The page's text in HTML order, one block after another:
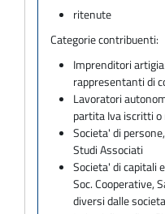
ritenute
Categorie contribuenti:
Imprenditori
rappresentanti di
Lavoratori
partita Iva iscritti
Societa' di
Studi Associati
Societa' di capitali
Soc. Cooperative,
diversi dalle